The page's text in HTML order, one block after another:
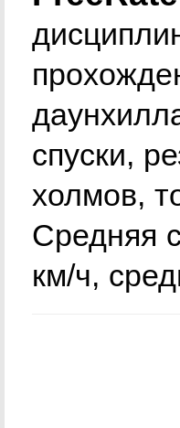
спуски,
холмов,
Средняя
км/ч,